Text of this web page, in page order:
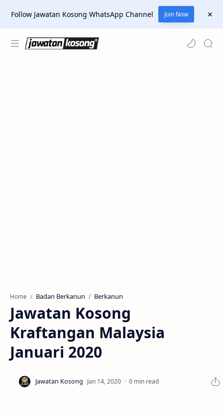
Follow Jawatan Kosong WhatsApp Channel Join Now
Home Badan Berkanun Berkanun
Jawatan Kosong
Kraftangan Malaysia
Januari 2020
0 min read